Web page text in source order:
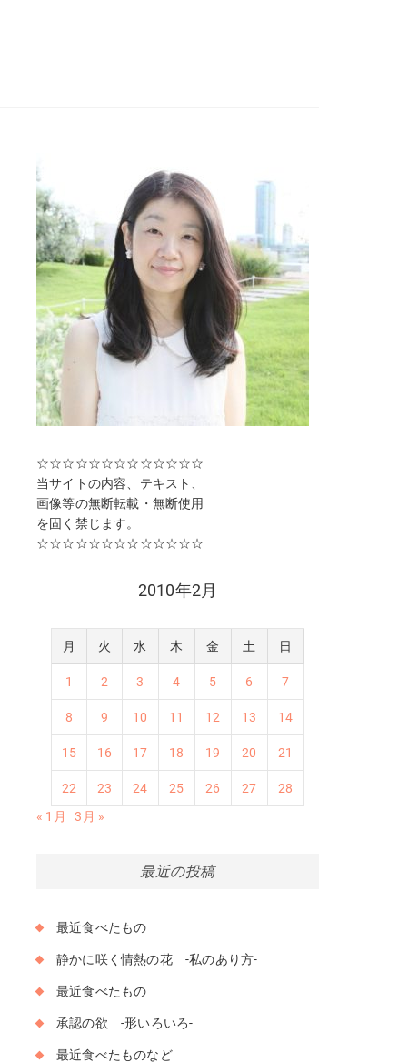
☆☆☆☆☆☆☆☆☆☆☆☆☆
当サイトの内容、テキスト、
画像等の無断転載・無断使用
を固く禁じます。
☆☆☆☆☆☆☆☆☆☆☆☆☆
2010年2月
月 火 水 木 金 土 日
1 2 3 4 5 6 7
8 9 10 11 12 13 14
15 16 17 18 19 20 21
22 23 24 25 26 27
28
« 1月
3月 »
最近の投稿
最近食べたもの
静かに咲く情熱の花 -私のあり方-
最近食べたもの
承認の欲 -形いろいろ-
最近食べたものなど